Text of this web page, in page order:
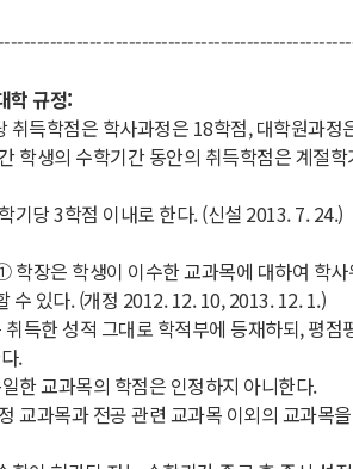
학 규정:
득학점은 학사과정은 18학점, 대학원과
학생의 수학기간 동안의 취득학점은 계절
당 3학점 이내로 한다. (신설 2013. 7. 24.)
장은 학생이 이수한 교과목에 대하여 학
수 있다. (개정 2012. 12. 10, 2013. 12. 1.)
득한 성적 그대로 학적부에 등재하되, 평
.
한 교과목의 학점은 인정하지 아니한다.
교과목과 전공 관련 교과목 이외의 교과목